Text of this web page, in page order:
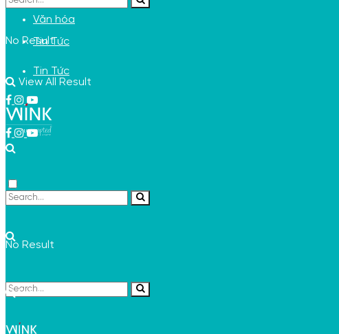
Văn hóa
Tin Tức
Tin Tức
No Result
View All Result
No Result
View All Result